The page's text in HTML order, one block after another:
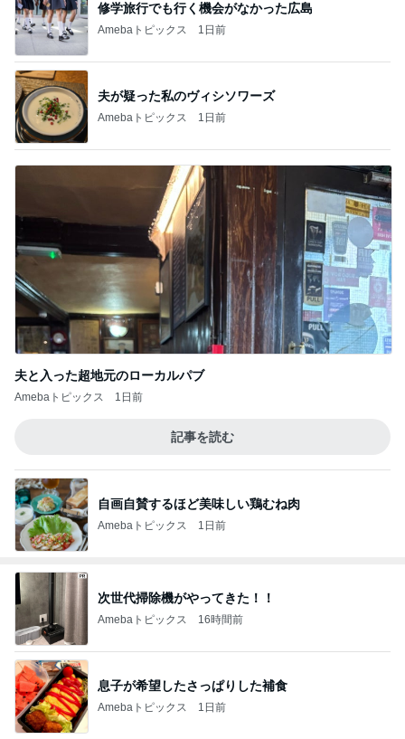
修学旅行でも行く機会がなかった広島
Amebaトピックス 1日前
夫が疑った私のヴィシソワーズ
Amebaトピックス 1日前
夫と入った超地元のローカルパブ
Amebaトピックス 1日前
記事を読む
自画自賛するほど美味しい鶏むね肉
Amebaトピックス 1日前
次世代掃除機がやってきた！！
Amebaトピックス 16時間前
息子が希望したさっぱりした補食
Amebaトピックス 1日前